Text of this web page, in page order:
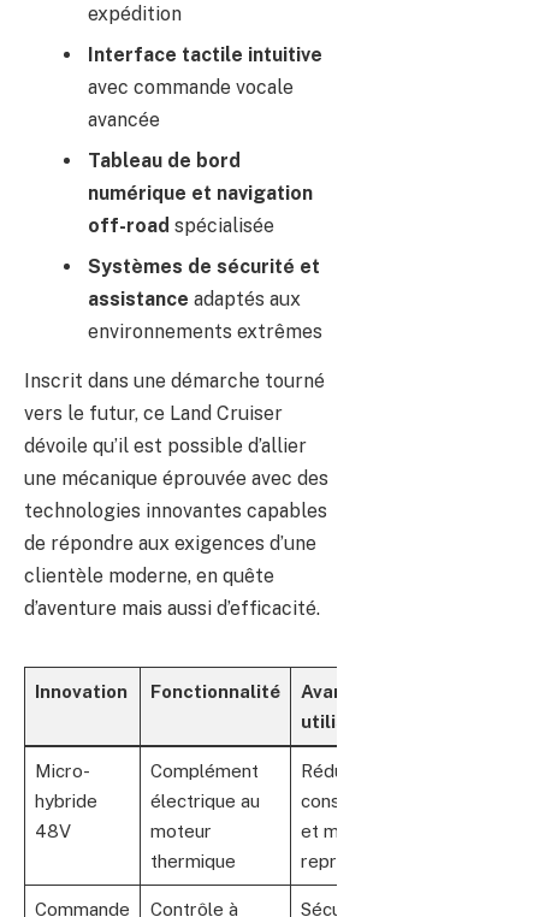
expédition
Interface tactile intuitive
avec commande vocale
avancée
Tableau de bord
numérique et navigation
off-road spécialisée
Systèmes de sécurité et
assistance adaptés aux
environnements extrêmes
Inscrit dans une démarche tourné
vers le futur, ce Land Cruiser
dévoile qu’il est possible d’allier
une mécanique éprouvée avec des
technologies innovantes capables
de répondre aux exigences d’une
clientèle moderne, en quête
d’aventure mais aussi d’efficacité.
Innovation Fonctionnalité
Avantage
utilisateur
Micro-
hybride
48V
Complément
électrique au
moteur
thermique
Réduction
consommation
et meilleures
reprises
Commande
Contrôle à
Sécurité et